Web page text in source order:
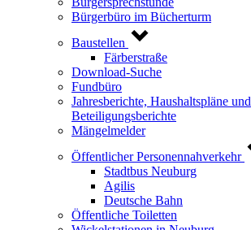
Bürgerbüro im Bücherturm
Baustellen
Färberstraße
Download-Suche
Fundbüro
Jahresberichte, Haushaltspläne und
Beteiligungsberichte
Mängelmelder
Öffentlicher Personennahverkehr
Stadtbus Neuburg
Agilis
Deutsche Bahn
Öffentliche Toiletten